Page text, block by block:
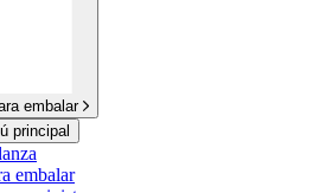
embalar
principal
embalar